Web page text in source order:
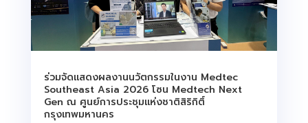
ร่วมจัดแสดงผลงานนวัตกรรมในงาน Medtec
Southeast Asia 2026 โซน Medtech Next
Gen ณ ศูนย์การประชุมแห่งชาติสิริกิติ์
กรุงเทพมหานคร